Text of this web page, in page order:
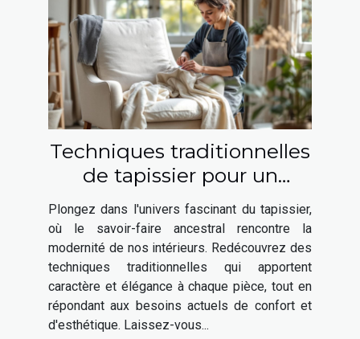
Techniques traditionnelles
de tapissier pour un
intérieur moderne
Plongez dans l'univers fascinant du tapissier,
où le savoir-faire ancestral rencontre la
modernité de nos intérieurs. Redécouvrez des
techniques traditionnelles qui apportent
caractère et élégance à chaque pièce, tout en
répondant aux besoins actuels de confort et
d'esthétique. Laissez-vous...